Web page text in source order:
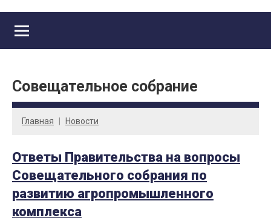
Совещательное собрание
Главная Новости
Ответы Правительства на вопросы
Совещательного собрания по
развитию агропромышленного
комплекса